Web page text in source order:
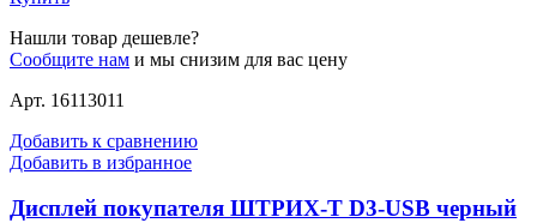
Нашли товар дешевле?
Сообщите нам и мы снизим для вас цену
Арт. 16113011
Добавить к сравнению
Добавить в избранное
Дисплей покупателя ШТРИХ-T D3-USB черный